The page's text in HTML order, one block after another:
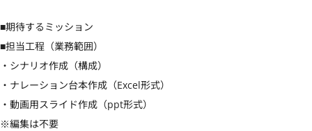
■期待するミッション
■担当工程（業務範囲）
・シナリオ作成（構成）
・ナレーション台本作成（Excel形式）
・動画用スライド作成（ppt形式）
※編集は不要